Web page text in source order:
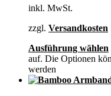
inkl. MwSt.
zzgl. Versandkosten
Ausführung wählen
auf. Die Optionen
werden